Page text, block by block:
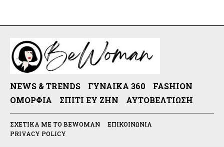
NEWS & TRENDS ΓΥΝΑΊΚΑ 360
FASHION
ΟΜΟΡΦΙΆ
ΣΠΊΤΙ ΕΥ ΖΗΝ ΑΥΤΟΒΕΛΤΊΩΣΗ
ΣΧΕΤΙΚΆ ΜΕ ΤΟ BEWOMAN
ΕΠΙΚΟΙΝΩΝΊΑ
PRIVACY POLICY